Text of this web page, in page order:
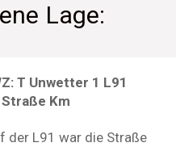
Lage:
T Unwetter 1 L91
Km
der L91 war die Straße